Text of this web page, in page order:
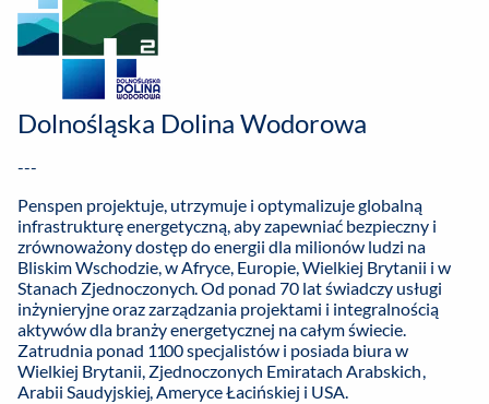
Dolnośląska Dolina Wodorowa
---
Penspen projektuje, utrzymuje i optymalizuje globalną
infrastrukturę energetyczną, aby zapewniać bezpieczny i
zrównoważony dostęp do energii dla milionów ludzi na
Bliskim Wschodzie, w Afryce, Europie, Wielkiej Brytanii i w
Stanach Zjednoczonych. Od ponad 70 lat świadczy usługi
inżynieryjne oraz zarządzania projektami i integralnością
aktywów dla branży energetycznej na całym świecie.
Zatrudnia ponad 1100 specjalistów i posiada biura w
Wielkiej Brytanii, Zjednoczonych Emiratach Arabskich,
Arabii Saudyjskiej, Ameryce Łacińskiej i USA.